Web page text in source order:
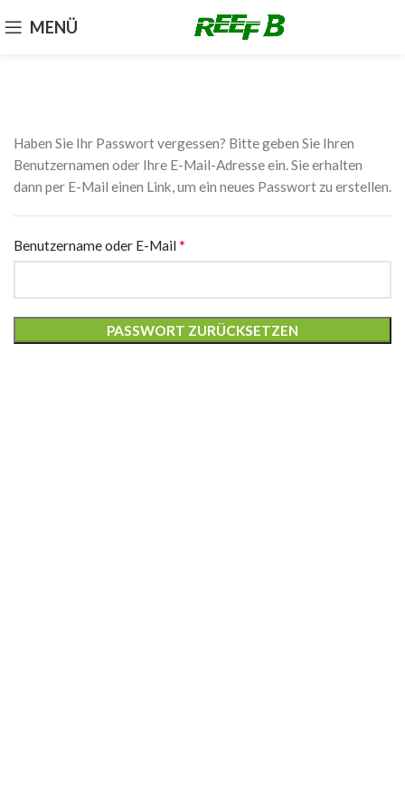
MENÜ
Haben Sie Ihr Passwort vergessen? Bitte geben Sie Ihren
Benutzernamen oder Ihre E-Mail-Adresse ein. Sie erhalten
dann per E-Mail einen Link, um ein neues Passwort zu erstellen.
Benutzername oder E-Mail*
PASSWORT ZURÜCKSETZEN